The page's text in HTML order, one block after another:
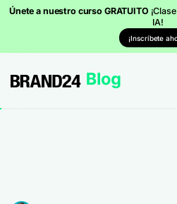
Únete a nuestro curso GRATUITO
IA!
¡Inscríbete